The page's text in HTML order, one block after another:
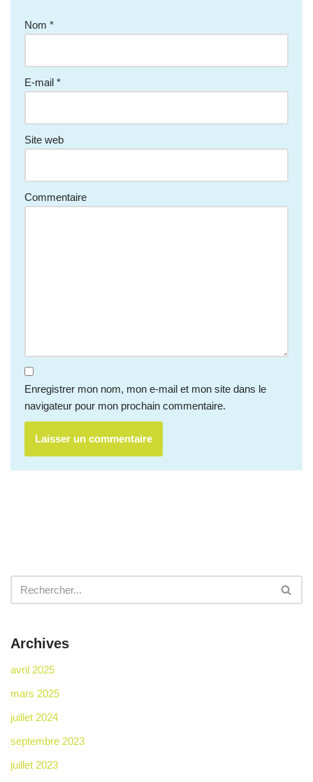
Nom *
E-mail *
Site web
Commentaire
Enregistrer mon nom, mon e-mail et mon site dans le
navigateur pour mon prochain commentaire.
Archives
avril 2025
mars 2025
juillet 2024
septembre 2023
juillet 2023